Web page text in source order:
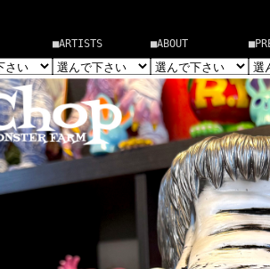
■ARTISTS ■ABOUT